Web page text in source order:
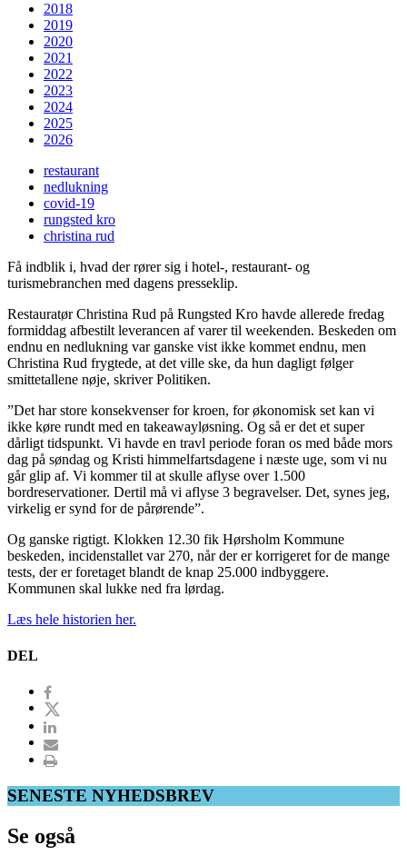
2018
2019
2020
2021
2022
2023
2024
2025
2026
restaurant
nedlukning
covid-19
rungsted kro
christina rud
Få indblik i, hvad der rører sig i hotel-, restaurant- og
turismebranchen med dagens presseklip.
Restauratør Christina Rud på Rungsted Kro havde allerede fredag
formiddag afbestilt leverancen af varer til weekenden. Beskeden om
endnu en nedlukning var ganske vist ikke kommet endnu, men
Christina Rud frygtede, at det ville ske, da hun dagligt følger
smittetallene nøje, skriver Politiken.
”Det har store konsekvenser for kroen, for økonomisk set kan vi
ikke køre rundt med en takeawayløsning. Og så er det et super
dårligt tidspunkt. Vi havde en travl periode foran os med både mors
dag på søndag og Kristi himmelfartsdagene i næste uge, som vi nu
går glip af. Vi kommer til at skulle aflyse over 1.500
bordreservationer. Dertil må vi aflyse 3 begravelser. Det, synes jeg,
virkelig er synd for de pårørende”.
Og ganske rigtigt. Klokken 12.30 fik Hørsholm Kommune
beskeden, incidenstallet var 270, når der er korrigeret for de mange
tests, der er foretaget blandt de knap 25.000 indbyggere.
Kommunen skal lukke ned fra lørdag.
Læs hele historien her.
DEL
SENESTE NYHEDSBREV
Se også